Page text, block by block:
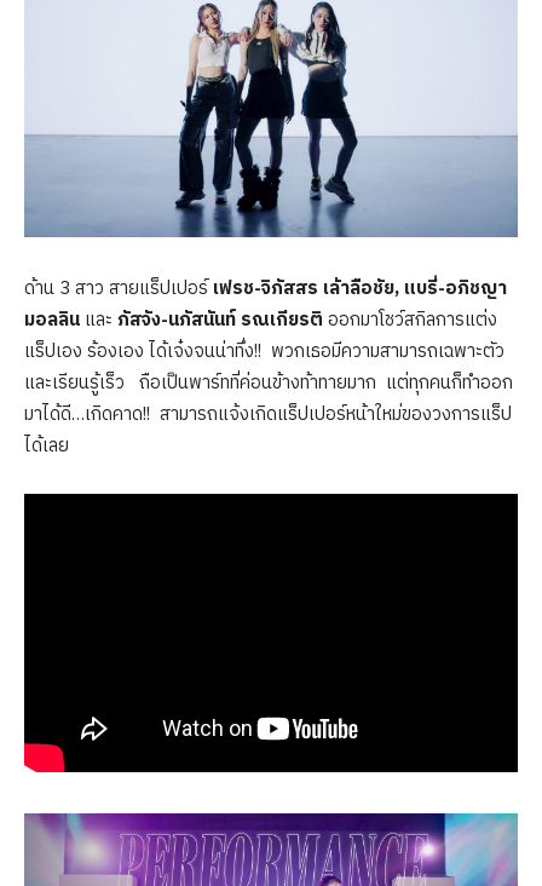
ด้าน 3 สาว สายแร็ปเปอร์เฟรช-จิภัสสร เล้าลือชัย, แบรี่-อภิชญา
มอลลิน และ ภัสจัง-นภัสนันท์ รณเกียรติ ออกมาโชว์สกิลการแต่ง
แร็ปเอง ร้องเอง ได้เจ๋งจนน่าทึ่ง!! พวกเธอมีความสามารถเฉพาะตัว
และเรียนรู้เร็ว ถือเป็นพาร์ทที่ค่อนข้างท้าทายมาก แต่ทุกคนก็ทำออก
มาได้ดี…เกิดคาด!! สามารถแจ้งเกิดแร็ปเปอร์หน้าใหม่ของวงการแร็ป
ได้เลย